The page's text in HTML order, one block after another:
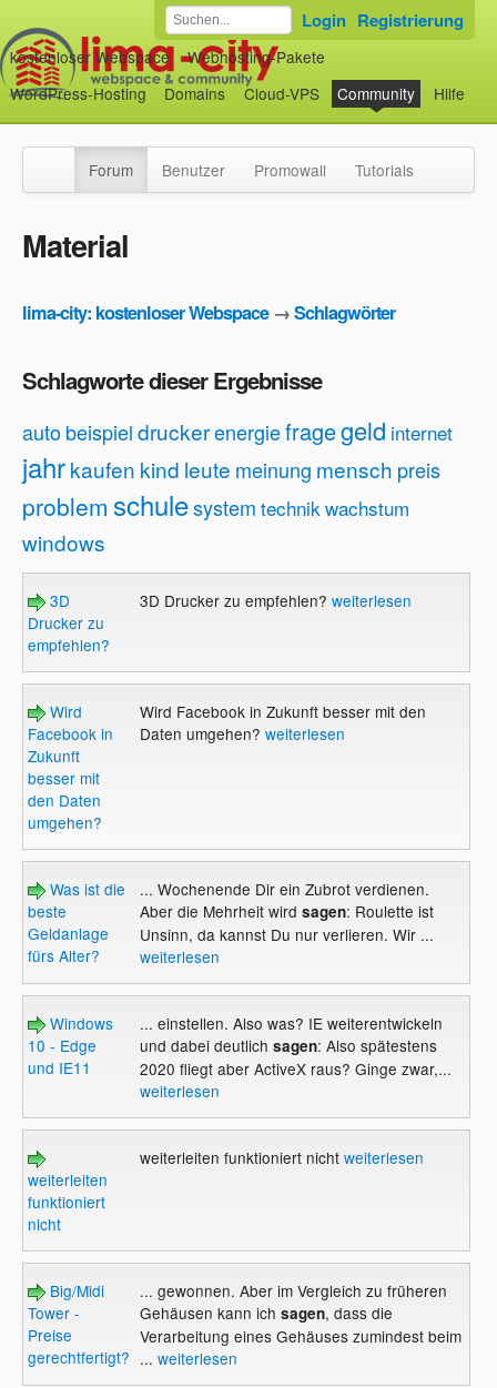
kostenloser Webspace
Webhosting-Pakete
WordPress-Hosting
Domains Cloud-VPS Community Hilfe
Login Registrierung
Forum Benutzer Promowall Tutorials
Material
lima-city: kostenloser Webspace→Schlagwörter
Schlagworte dieser Ergebnisse
autobeispieldruckerenergiefragegeld internet
jahrkaufen kind leute meinung mensch preis
problem schulesystem technikwachstum
windows
3D
Drucker zu
empfehlen?
3D Drucker zu empfehlen? weiterlesen
Wird
Facebook in
Zukunft
besser mit
den Daten
umgehen?
Wird Facebook in Zukunft besser mit den
Daten umgehen? weiterlesen
Was ist die
beste
Geldanlage
fürs Alter?
... Wochenende Dir ein Zubrot verdienen.
Aber die Mehrheit wird sagen: Roulette ist
Unsinn, da kannst Du nur verlieren. Wir ...
weiterlesen
Windows
10 - Edge
und IE11
... einstellen. Also was? IE weiterentwickeln
und dabei deutlich sagen: Also spätestens
2020 fliegt aber ActiveX raus? Ginge zwar,...
weiterlesen
weiterleiten
funktioniert
nicht
weiterleiten funktioniert nicht weiterlesen
Big/Midi
Tower -
Preise
gerechtfertigt?
... gewonnen. Aber im Vergleich zu früheren
Gehäusen kann ich sagen, dass die
Verarbeitung eines Gehäuses zumindest beim
... weiterlesen